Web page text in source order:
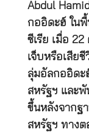
Abdul
กออิดะฮ์ ใน
ซีเรีย เมื่อ
เจ็บหรือเสีย
ลุ่มอัลกออิดะ
สหรัฐฯ และ
ขึ้นหลังจากฐ
สหรัฐฯ ทางต